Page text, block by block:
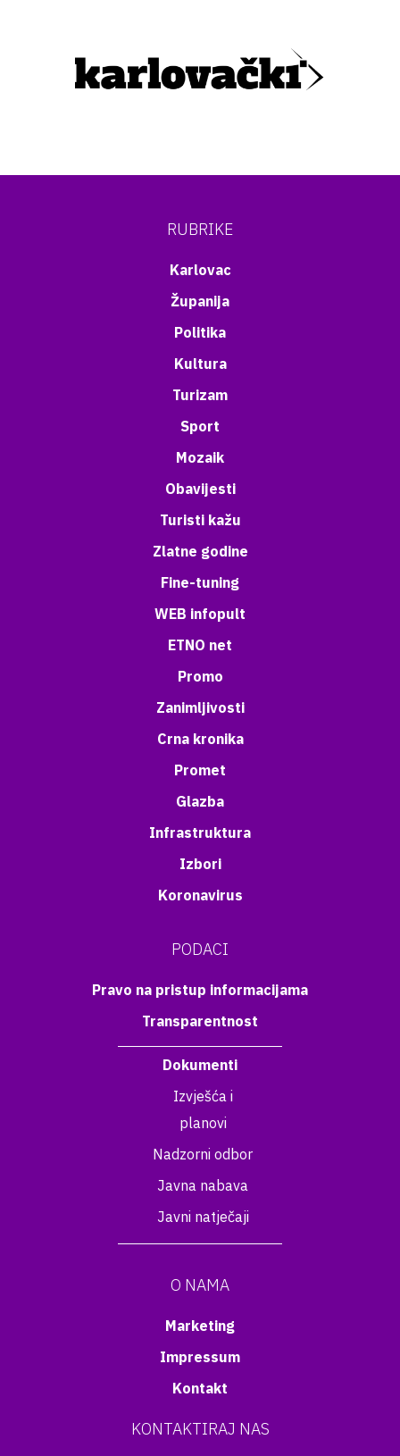
RUBRIKE
Karlovac
Županija
Politika
Kultura
Turizam
Sport
Mozaik
Obavijesti
Turisti kažu
Zlatne godine
Fine-tuning
WEB infopult
ETNO net
Promo
Zanimljivosti
Crna kronika
Promet
Glazba
Infrastruktura
Izbori
Koronavirus
PODACI
Pravo na pristup informacijama
Transparentnost
Dokumenti
Izvješća i
planovi
Nadzorni odbor
Javna nabava
Javni natječaji
O NAMA
Marketing
Impressum
Kontakt
KONTAKTIRAJ NAS